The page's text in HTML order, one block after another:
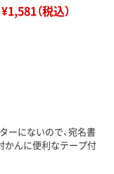
¥1,581（税込）
ーにないので、宛名書
かんに便利なテープ付